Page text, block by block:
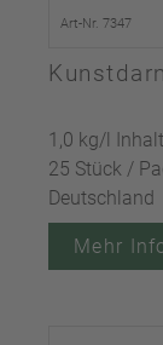
Art-Nr. 7347
1,0 kg/l Inhalt
25 Stück /
Deutschland
Mehr